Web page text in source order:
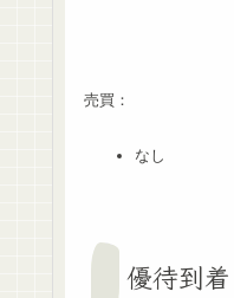
売買：
なし
優待到